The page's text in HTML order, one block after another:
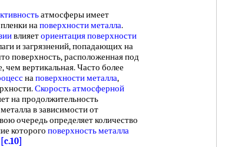
атмосферы имеет
наповерхности металла.
влияеториентация поверхности
и загрязнений, попадающих на
поверхность, расположенная под
чем вертикальная. Часто более
наповерхности металла,
Скорость атмосферной
на продолжительность
металла в зависимости от
очередь определяет количество
которого поверхность металла
[c.10]